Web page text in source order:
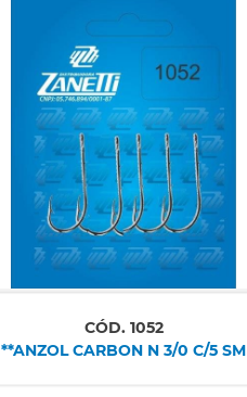
CÓD. 1052
**ANZOL CARBON N 3/0 C/5 SM